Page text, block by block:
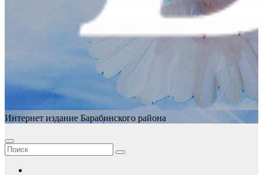
Интернет издание Барабинского района